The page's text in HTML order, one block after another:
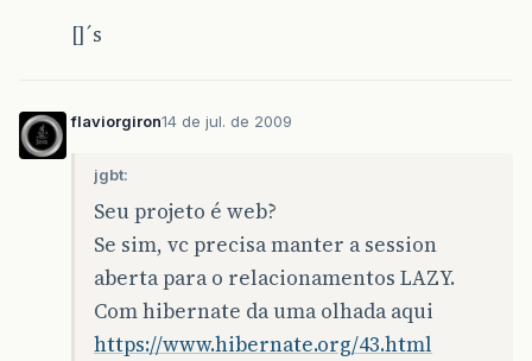
[]´s
flaviorgiron14 de jul. de 2009
jgbt:
Seu projeto é web?
Se sim, vc precisa manter a session
aberta para o relacionamentos LAZY.
Com hibernate da uma olhada aqui
https://www.hibernate.org/43.html